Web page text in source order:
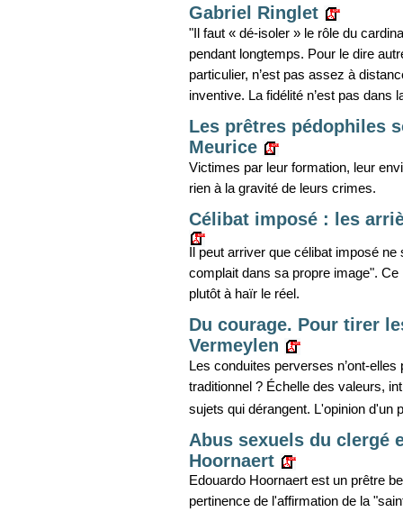
Gabriel Ringlet
"Il faut « dé-isoler » le rôle du
pendant longtemps. Pour le dire
particulier, n’est pas assez à
inventive. La fidélité n’est pas dans
Les prêtres pédophiles
Meurice
Victimes par leur formation, leur
rien à la gravité de leurs crimes.
Célibat imposé : les
Il peut arriver que célibat imposé
complait dans sa propre image".
plutôt à haïr le réel.
Du courage. Pour tirer
Vermeylen
Les conduites perverses n’ont-
traditionnel ? Échelle des valeurs,
sujets qui dérangent. L'opinion d'un
Abus sexuels du clergé
Hoornaert
Edouardo Hoornaert est un prêtre
pertinence de l'affirmation de la